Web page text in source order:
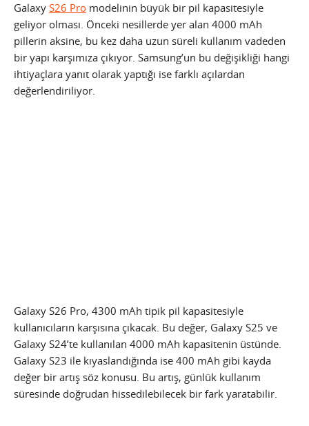
Galaxy S26 Pro modelinin büyük bir pil kapasitesiyle
geliyor olması. Önceki nesillerde yer alan 4000 mAh
pillerin aksine, bu kez daha uzun süreli kullanım vadeden
bir yapı karşımıza çıkıyor. Samsung’un bu değişikliği hangi
ihtiyaçlara yanıt olarak yaptığı ise farklı açılardan
değerlendiriliyor.
Galaxy S26 Pro, 4300 mAh tipik pil kapasitesiyle
kullanıcıların karşısına çıkacak. Bu değer, Galaxy S25 ve
Galaxy S24’te kullanılan 4000 mAh kapasitenin üstünde.
Galaxy S23 ile kıyaslandığında ise 400 mAh gibi kayda
değer bir artış söz konusu. Bu artış, günlük kullanım
süresinde doğrudan hissedilebilecek bir fark yaratabilir.